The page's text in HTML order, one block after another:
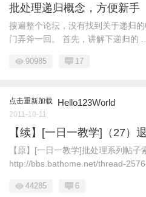
批处理递归概念，方便新手
搜遍整个论坛，没有找到关于递归
门弄斧一回。 首先，讲解下递归的 ...
90985 17
点击重新加载 Hello123World
2011-10-11
【续】[一日一教学]（27）
【原】[一日一教学]批处理系列帖子
http://bbs.bathome.net/thread-
44285 6